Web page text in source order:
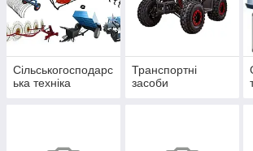
Сільськогосподарс
ька техніка
Транспортні
засоби